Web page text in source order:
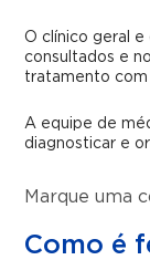
O clínico geral
consultados e
tratamento com
A equipe de
diagnosticar e
Marque uma
Como é